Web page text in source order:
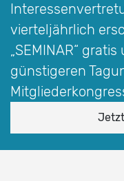
vierteljährlich
„SEMINAR“ gratis
günstigeren